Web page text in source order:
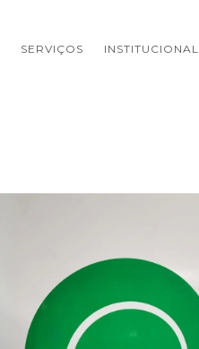
SERVIÇOS INSTITUCIONAL